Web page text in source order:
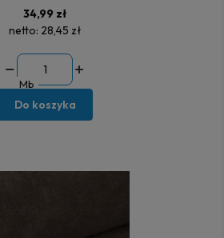
34,99 zł
netto: 28,45 zł
Mb
Do koszyka